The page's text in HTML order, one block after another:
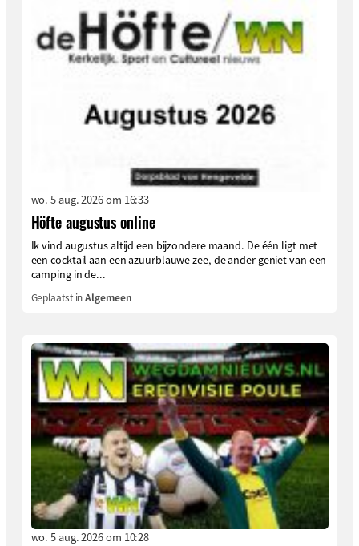
wo. 5 aug. 2026 om 16:33
Höfte augustus online
Ik vind augustus altijd een bijzondere maand. De één ligt met
een cocktail aan een azuurblauwe zee, de ander geniet van een
camping in de...
Geplaatst inAlgemeen
wo. 5 aug. 2026 om 10:28